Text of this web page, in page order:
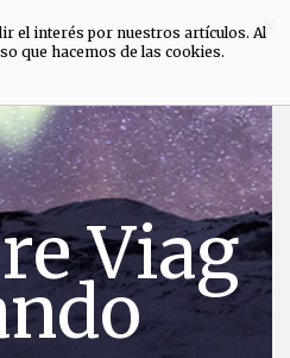
Viag
×
el interés por nuestros artículos. Al
que hacemos de las cookies.